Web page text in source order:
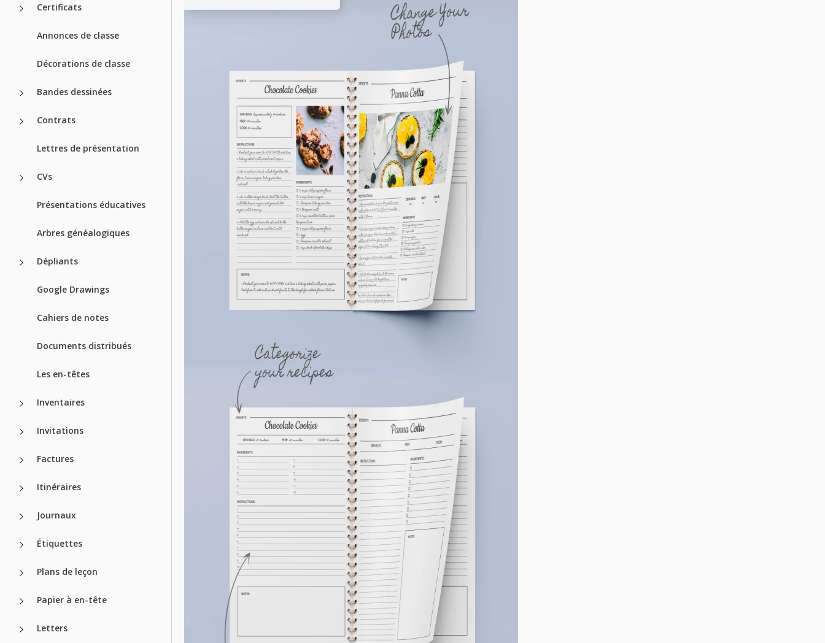
Certificats
Annonces de classe
Décorations de classe
Bandes dessinées
Contrats
Lettres de présentation
CVs
Présentations éducatives
Arbres généalogiques
Dépliants
Google Drawings
Cahiers de notes
Documents distribués
Les en-têtes
Inventaires
Invitations
Factures
Itinéraires
Journaux
Étiquettes
Plans de leçon
Papier à en-tête
Letters